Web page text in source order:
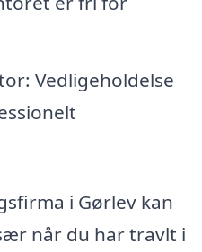
Vedligeholdelse
i Gørlev kan
når du har travlt i